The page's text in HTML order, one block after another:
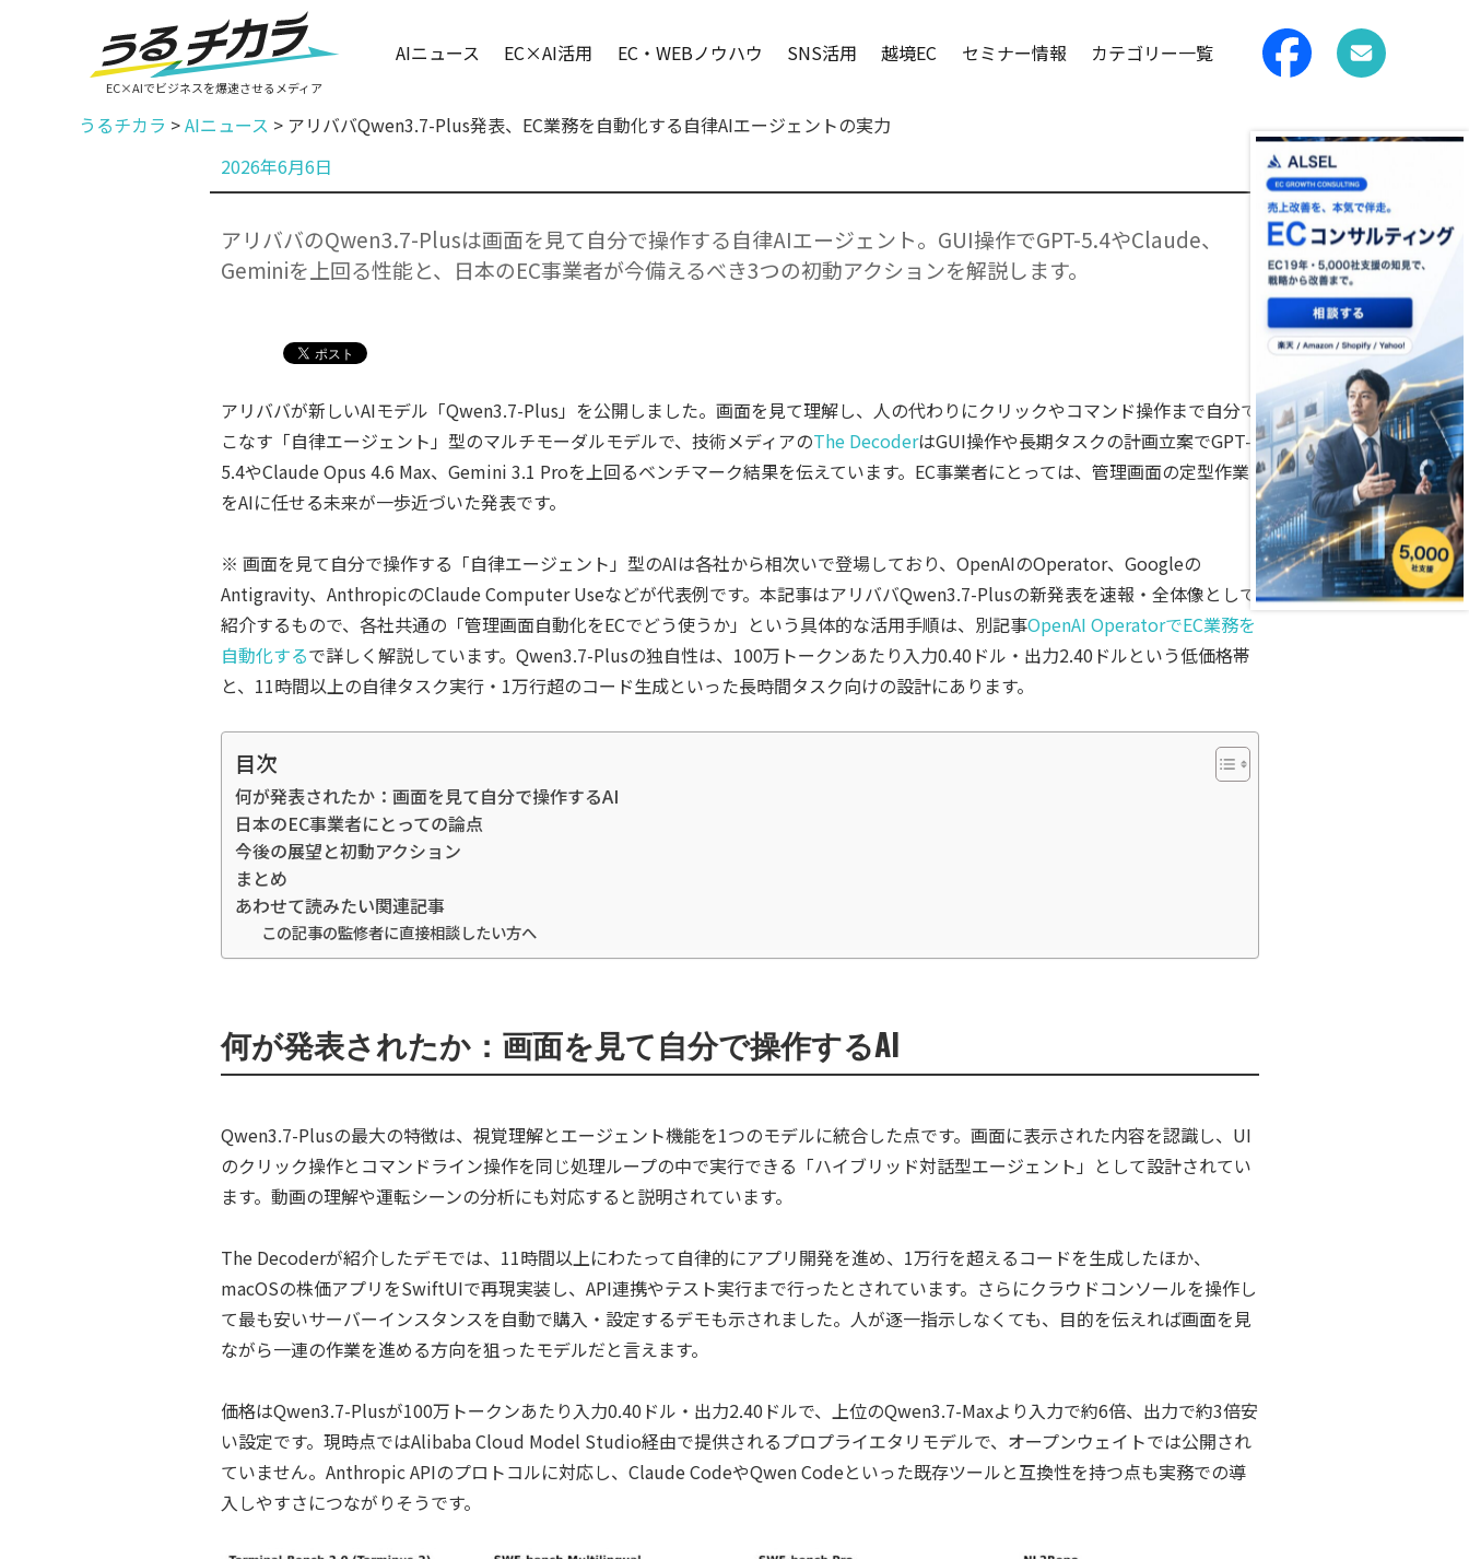
EC×AIでビジネスを爆速させるメディア
AIニュース EC×AI活用 EC・WEBノウハウ SNS活用 越境EC セミナー情報 カテゴリー一覧
うるチカラ >AIニュース > アリババQwen3.7-Plus発表、EC業務を自動化する自律AIエージェントの実力
アリババのQwen3.7-Plusは画面を見て自分で操作する自律AIエージェント。GUI操作でGPT-5.4やClaude、
Geminiを上回る性能と、日本のEC事業者が今備えるべき3つの初動アクションを解説します。
投
稿
2026年6月6日
アリババが新しいAIモデル「Qwen3.7-Plus」を公開しました。画面を見て理解し、人の代わりにクリックやコマンド操作まで自分で
こなす「自律エージェント」型のマルチモーダルモデルで、技術メディアのThe DecoderはGUI操作や長期タスクの計画立案でGPT-
5.4やClaude Opus 4.6 Max、Gemini 3.1 Proを上回るベンチマーク結果を伝えています。EC事業者にとっては、管理画面の定型作業
をAIに任せる未来が一歩近づいた発表です。
※ 画面を見て自分で操作する「自律エージェント」型のAIは各社から相次いで登場しており、OpenAIのOperator、Googleの
Antigravity、AnthropicのClaude Computer Useなどが代表例です。本記事はアリババQwen3.7-Plusの新発表を速報・全体像として
紹介するもので、各社共通の「管理画面自動化をECでどう使うか」という具体的な活用手順は、別記事OpenAI OperatorでEC業務を
自動化するで詳しく解説しています。Qwen3.7-Plusの独自性は、100万トークンあたり入力0.40ドル・出力2.40ドルという低価格帯
と、11時間以上の自律タスク実行・1万行超のコード生成といった長時間タスク向けの設計にあります。
目次
何が発表されたか：画面を見て自分で操作するAI
日本のEC事業者にとっての論点
今後の展望と初動アクション
まとめ
あわせて読みたい関連記事
この記事の監修者に直接相談したい方へ
何が発表されたか：画面を見て自分で操作するAI
Qwen3.7-Plusの最大の特徴は、視覚理解とエージェント機能を1つのモデルに統合した点です。画面に表示された内容を認識し、UI
のクリック操作とコマンドライン操作を同じ処理ループの中で実行できる「ハイブリッド対話型エージェント」として設計されてい
ます。動画の理解や運転シーンの分析にも対応すると説明されています。
The Decoderが紹介したデモでは、11時間以上にわたって自律的にアプリ開発を進め、1万行を超えるコードを生成したほか、
macOSの株価アプリをSwiftUIで再現実装し、API連携やテスト実行まで行ったとされています。さらにクラウドコンソールを操作し
て最も安いサーバーインスタンスを自動で購入・設定するデモも示されました。人が逐一指示しなくても、目的を伝えれば画面を見
ながら一連の作業を進める方向を狙ったモデルだと言えます。
価格はQwen3.7-Plusが100万トークンあたり入力0.40ドル・出力2.40ドルで、上位のQwen3.7-Maxより入力で約6倍、出力で約3倍安
い設定です。現時点ではAlibaba Cloud Model Studio経由で提供されるプロプライエタリモデルで、オープンウェイトでは公開され
ていません。Anthropic APIのプロトコルに対応し、Claude CodeやQwen Codeといった既存ツールと互換性を持つ点も実務での導
入しやすさにつながりそうです。